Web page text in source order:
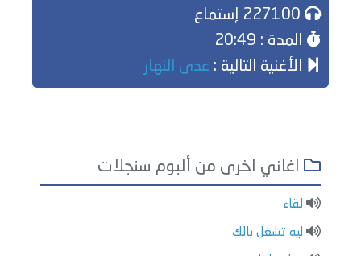
المدة : 20:49
الأغنية التالية : عدى النهار
اغاني اخرى من ألبوم سنجلات
لقاء
ليه تشغل بالك